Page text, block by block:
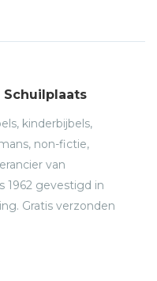
kinderbijbels,
non-fictie,
van
1962 gevestigd in
Gratis verzonden